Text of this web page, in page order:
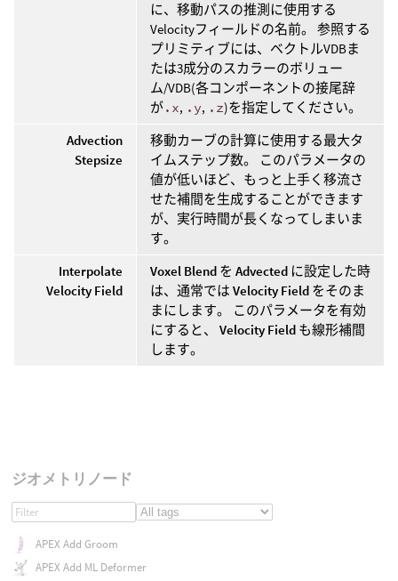
に、移動パスの推測に使用する
Velocityフィールドの名前。 参照する
プリミティブには、ベクトルVDBま
たは3成分のスカラーのボリュー
ム/VDB(各コンポーネントの接尾辞
が.x, .y, .z)を指定してください。
Advection
Stepsize
移動カーブの計算に使用する最大タ
イムステップ数。 このパラメータの
値が低いほど、もっと上手く移流さ
せた補間を生成することができます
が、実行時間が長くなってしまいま
す。
Interpolate
Velocity Field
Voxel Blend を Advected に設定した時
は、通常では Velocity Field をそのま
まにします。 このパラメータを有効
にすると、 Velocity Field も線形補間
します。
ジオメトリノード
APEX Add Groom
APEX Add ML Deformer